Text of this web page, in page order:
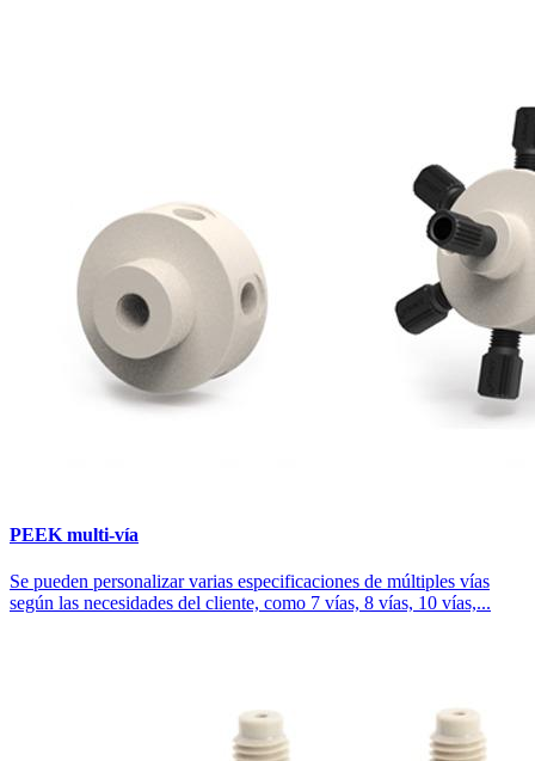
PEEK multi-vía
Se pueden personalizar varias especificaciones de múltiples vías
según las necesidades del cliente, como 7 vías, 8 vías, 10 vías,...